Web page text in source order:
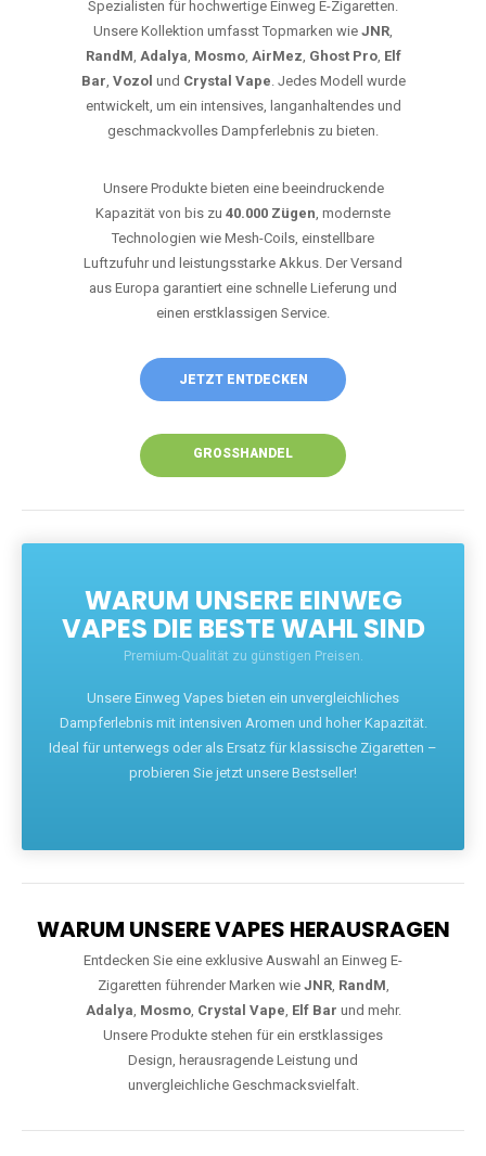
Spezialisten für hochwertige Einweg E-Zigaretten.
Unsere Kollektion umfasst Topmarken wie JNR,
RandM, Adalya, Mosmo, AirMez, Ghost Pro, Elf
Bar, Vozol und Crystal Vape. Jedes Modell wurde
entwickelt, um ein intensives, langanhaltendes und
geschmackvolles Dampferlebnis zu bieten.
Unsere Produkte bieten eine beeindruckende
Kapazität von bis zu 40.000 Zügen, modernste
Technologien wie Mesh-Coils, einstellbare
Luftzufuhr und leistungsstarke Akkus. Der Versand
aus Europa garantiert eine schnelle Lieferung und
einen erstklassigen Service.
JETZT ENTDECKEN
GROSSHANDEL
WARUM UNSERE EINWEG
VAPES DIE BESTE WAHL SIND
Premium-Qualität zu günstigen Preisen.
Unsere Einweg Vapes bieten ein unvergleichliches
Dampferlebnis mit intensiven Aromen und hoher Kapazität.
Ideal für unterwegs oder als Ersatz für klassische Zigaretten –
probieren Sie jetzt unsere Bestseller!
WARUM UNSERE VAPES HERAUSRAGEN
Entdecken Sie eine exklusive Auswahl an Einweg E-
Zigaretten führender Marken wie JNR, RandM,
Adalya, Mosmo, Crystal Vape, Elf Bar und mehr.
Unsere Produkte stehen für ein erstklassiges
Design, herausragende Leistung und
unvergleichliche Geschmacksvielfalt.